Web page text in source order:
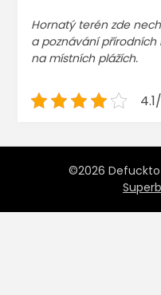
Hornatý terén zde
a poznávání přírodních
na místních plážích.
©2026 Defuckto